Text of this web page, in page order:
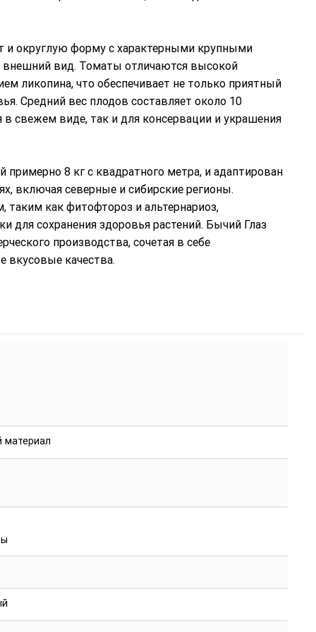
округлую форму с характерными крупными
внешний вид. Томаты отличаются высокой
ликопина, что обеспечивает не только приятный
Средний вес плодов составляет около 10
свежем виде, так и для консервации и украшения
8 кг с квадратного метра, и адаптирован
включая северные и сибирские регионы.
таким как фитофтороз и альтернариоз,
для сохранения здоровья растений. Бычий Глаз
производства, сочетая в себе
вкусовые качества.
материал